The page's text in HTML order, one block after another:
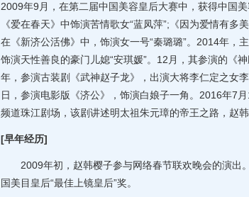
2009年9月，在第二届中国美容皇后大赛中，获得中国
《爱在春天》中饰演苦情歌女“蓝凤萍”;《因为爱情有多
在《新济公活佛》中，饰演女一号“秦璐璐”。2014年，
饰演天性善良的豪门儿媳“安琪媛”。12月，其参演的《
年，参演古装剧《武神赵子龙》，出演大将李仁定之女
日，参演电影版《济公》，饰演白娘子一角。2016年7
频道珠江剧场，该剧讲述明太祖朱元璋的帝王之路，赵韩
[早年经历]
2009年初，赵韩樱子参与网络春节联欢晚会的演出
国美目皇后“最佳上镜皇后”奖。